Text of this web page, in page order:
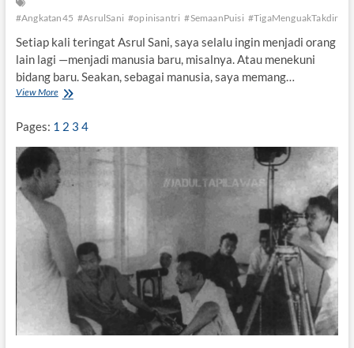
a
#Angkatan45 #AsrulSani #opinisantri #SemaanPuisi #TigaMenguakTakdir
Setiap kali teringat Asrul Sani, saya selalu ingin menjadi orang
lain lagi —menjadi manusia baru, misalnya. Atau menekuni
bidang baru. Seakan, sebagai manusia, saya memang…
View MoreY
g
M
e
n
g
u
a
r
Pages: 1 2 3 4